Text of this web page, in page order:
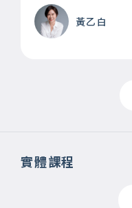
黃乙白
實體課程